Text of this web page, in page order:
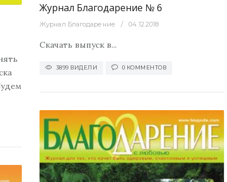
Журнал Благодарение № 6
Журнал Благодарение 04.12.2018
Скачать выпуск в...
3899 ВИДЕЛИ 0 КОММЕНТОВ